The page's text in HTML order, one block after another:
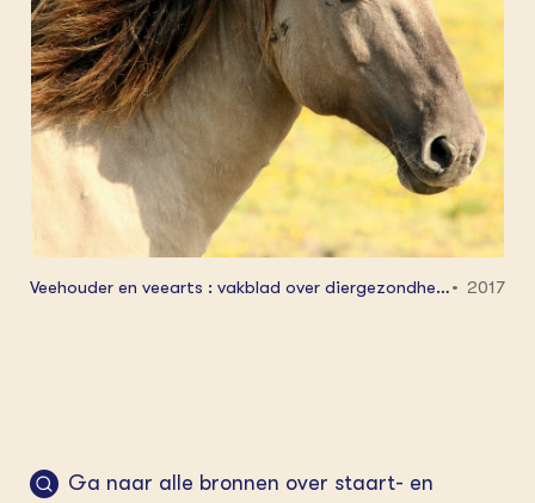
Veehouder en veearts : vakblad over diergezondhei
2017
Ga naar alle bronnen over staart- en